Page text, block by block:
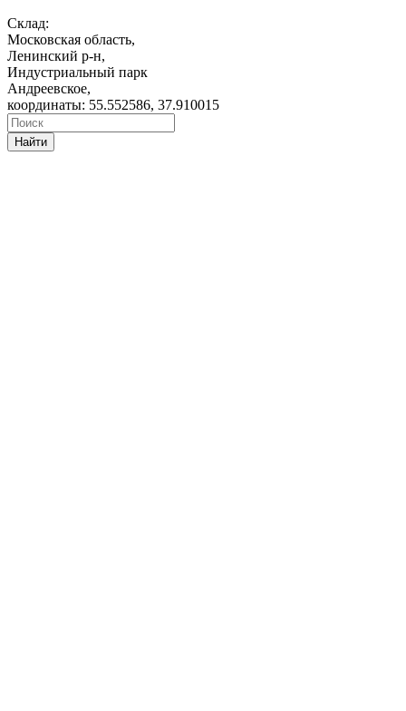
Склад:
Московская область,
Ленинский р-н,
Индустриальный парк
Андреевское,
координаты: 55.552586, 37.910015
Найти